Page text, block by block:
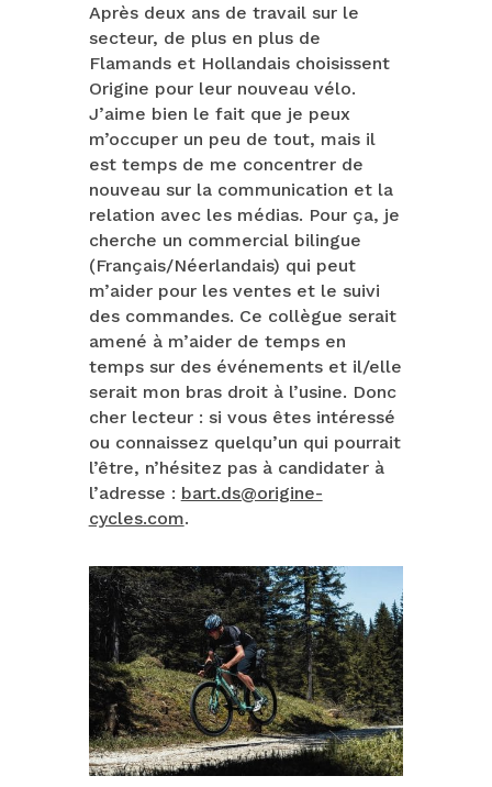
Après deux ans de travail sur le
secteur, de plus en plus de
Flamands et Hollandais choisissent
Origine pour leur nouveau vélo.
J’aime bien le fait que je peux
m’occuper un peu de tout, mais il
est temps de me concentrer de
nouveau sur la communication et la
relation avec les médias. Pour ça, je
cherche un commercial bilingue
(Français/Néerlandais) qui peut
m’aider pour les ventes et le suivi
des commandes. Ce collègue serait
amené à m’aider de temps en
temps sur des événements et il/elle
serait mon bras droit à l’usine. Donc
cher lecteur : si vous êtes intéressé
ou connaissez quelqu’un qui pourrait
l’être, n’hésitez pas à candidater à
l’adresse : bart.ds@origine-
cycles.com.